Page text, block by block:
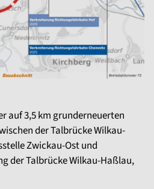
auf 3,5 km grunderneuerten
der Talbrücke Wilkau-
Zwickau-Ost und
der Talbrücke Wilkau-Haßlau,